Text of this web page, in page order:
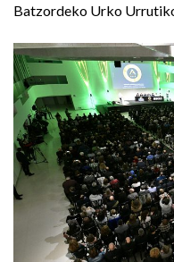
Batzordeko Urko